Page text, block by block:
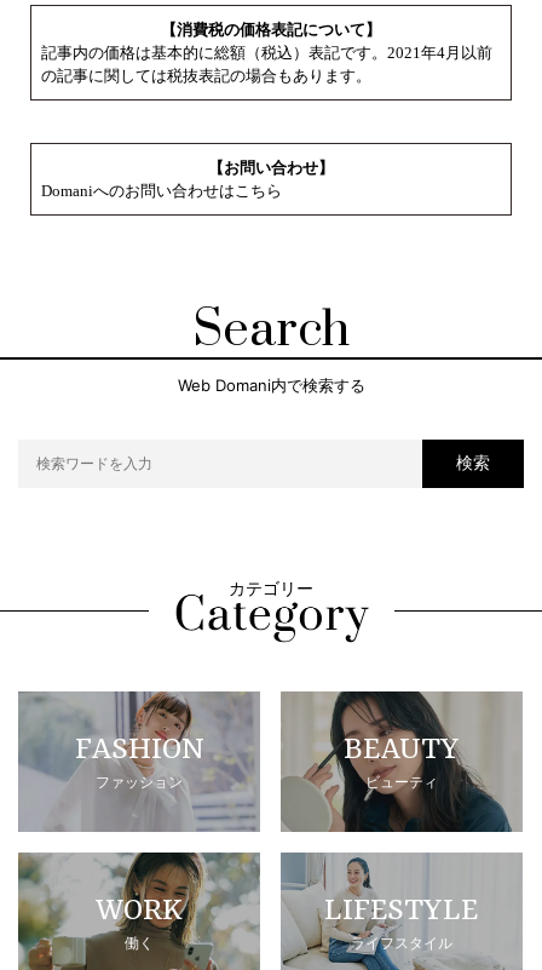
【消費税の価格表記について】
記事内の価格は基本的に総額（税込）表記です。2021年4月以前
の記事に関しては税抜表記の場合もあります。
【お問い合わせ】
Domaniへのお問い合わせはこちら
Search
Web Domani内で検索する
検索
カテゴリー
FASHION
ファッション
BEAUTY
ビューティ
WORK
働く
LIFESTYLE
ライフスタイル